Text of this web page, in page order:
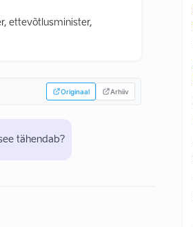
ettevõtlusminister,
Originaal Arhiiv
tähendab?